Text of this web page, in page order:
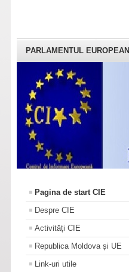
PARLAMENTUL EUROPEAN
Pagina de start CIE
Despre CIE
Activități CIE
Republica Moldova și UE
Link-uri utile